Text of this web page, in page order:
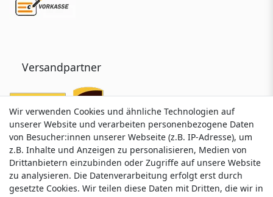
Versandpartner
Service & Kontakt
Wir verwenden Cookies und ähnliche Technologien auf
unserer Website und verarbeiten personenbezogene Daten
von Besucher:innen unserer Webseite (z.B. IP-Adresse), um
z.B. Inhalte und Anzeigen zu personalisieren, Medien von
Drittanbietern einzubinden oder Zugriffe auf unsere Website
zu analysieren. Die Datenverarbeitung erfolgt erst durch
gesetzte Cookies. Wir teilen diese Daten mit Dritten, die wir in
Wir verwenden Cookies und ähnliche Technologien auf
unserer Website und verarbeiten personenbezogene Daten
von Besucher:innen unserer Webseite (z.B. IP-Adresse), um
z.B. Inhalte und Anzeigen zu personalisieren, Medien von
Drittanbietern einzubinden oder Zugriffe auf unsere Website
zu analysieren. Die Datenverarbeitung erfolgt erst durch
gesetzte Cookies. Wir teilen diese Daten mit Dritten, die wir in